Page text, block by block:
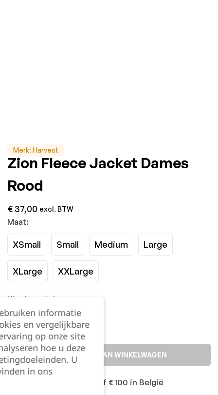
Merk: Harvest
Zion Fleece Jacket Dames
Rood
€ 37,00 excl. BTW
Maat:
XSmall Small Medium Large
XLarge XXLarge
Kies je aantal:
TOEVOEGEN AAN WINKELWAGEN
Gratis levering vanaf €100 in België
informatie
en vergelijkbare
op onze site
hoe u deze
U
in ons